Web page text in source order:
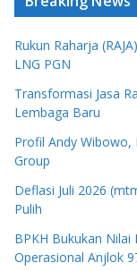
Rukun Raharja
LNG PGN
Transformasi Jasa
Lembaga Baru
Profil Andy Wibowo,
Group
Deflasi Juli 2026
Pulih
BPKH Bukukan Nilai
Operasional Anjlok